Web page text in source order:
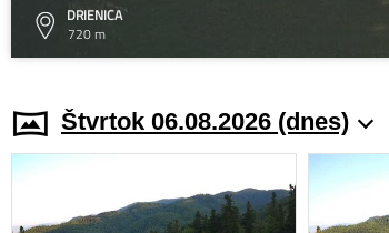
DRIENICA
720 m
Štvrtok 06.08.2026 (dnes)